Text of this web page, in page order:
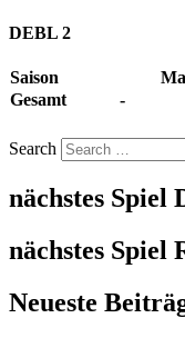
DEBL 2
Saison
Gesamt
-
Search
nächstes Spiel
nächstes Spiel
Neueste